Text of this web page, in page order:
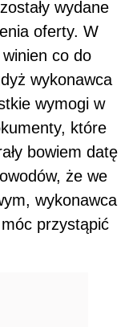
wydane
oferty. W
co do
wykonawca
wymogi w
które
bowiem datę
że we
wykonawca
móc przystąpić